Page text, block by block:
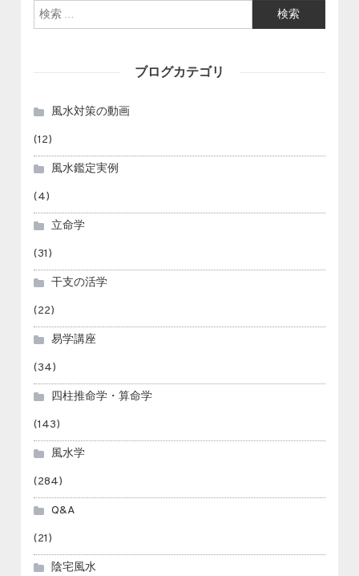
検索:
ブログカテゴリ
風水対策の動画
(12)
風水鑑定実例
(4)
立命学
(31)
干支の活学
(22)
易学講座
(34)
四柱推命学・算命学
(143)
風水学
(284)
Q&A
(21)
陰宅風水